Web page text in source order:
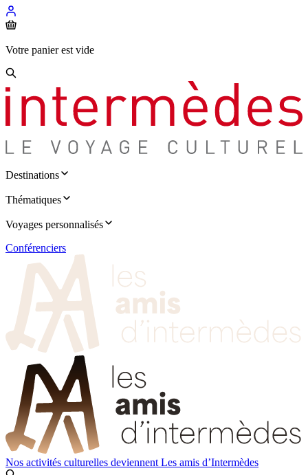
Votre panier est vide
Destinations
Thématiques
Voyages personnalisés
Conférenciers
Nos activités culturelles deviennent Les amis d’Intermèdes